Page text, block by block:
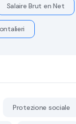
Salaire Brut en Net
Protezione sociale